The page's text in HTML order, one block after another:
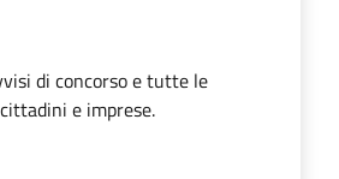
di concorso e tutte le
e imprese.